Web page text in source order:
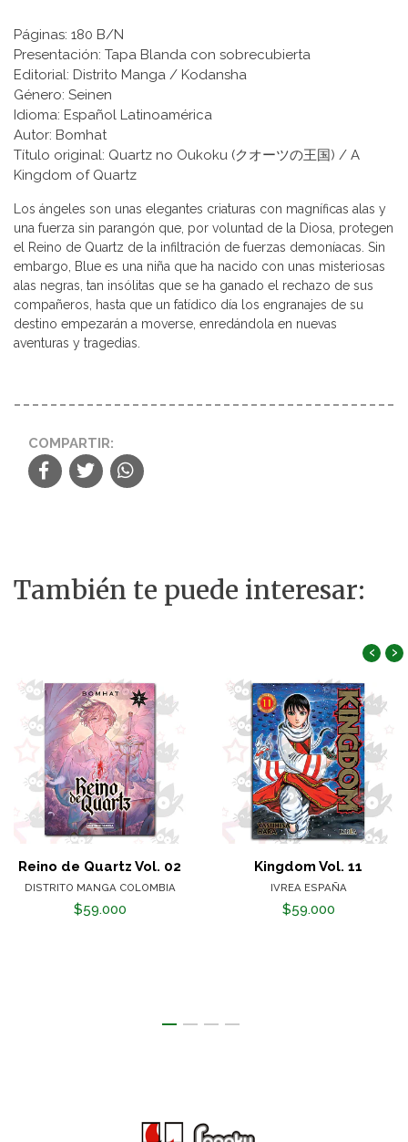
Páginas: 180 B/N
Presentación: Tapa Blanda con sobrecubierta
Editorial: Distrito Manga / Kodansha
Género: Seinen
Idioma: Español Latinoamérica
Autor: Bomhat
Título original: Quartz no Oukoku (クオーツの王国) / A
Kingdom of Quartz
Los ángeles son unas elegantes criaturas con magníficas alas y
una fuerza sin parangón que, por voluntad de la Diosa, protegen
el Reino de Quartz de la infiltración de fuerzas demoníacas. Sin
embargo, Blue es una niña que ha nacido con unas misteriosas
alas negras, tan insólitas que se ha ganado el rechazo de sus
compañeros, hasta que un fatídico día los engranajes de su
destino empezarán a moverse, enredándola en nuevas
aventuras y tragedias.
COMPARTIR:
También te puede interesar:
Reino de Quartz Vol. 02
DISTRITO MANGA COLOMBIA
$59.000
Kingdom Vol. 11
IVREA ESPAÑA
$59.000
‹ ›